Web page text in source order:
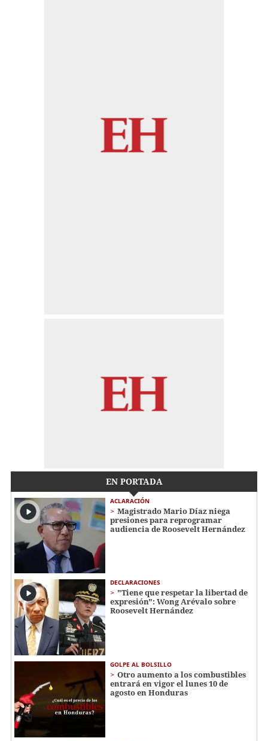
EN PORTADA
ACLARACIÓN
Magistrado Mario Díaz niega
presiones para reprogramar
audiencia de Roosevelt Hernández
DECLARACIONES
"Tiene que respetar la libertad de
expresión": Wong Arévalo sobre
Roosevelt Hernández
GOLPE AL BOLSILLO
Otro aumento a los combustibles
entrará en vigor el lunes 10 de
agosto en Honduras